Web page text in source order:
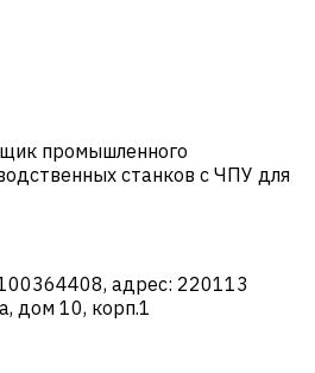
промышленного
станков с ЧПУ для
адрес: 220113
дом 10, корп.1